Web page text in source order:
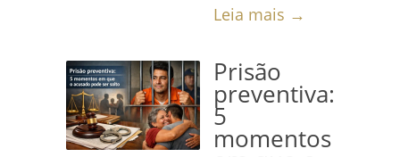
Leia mais →
Prisão
preventiva:
5
momentos